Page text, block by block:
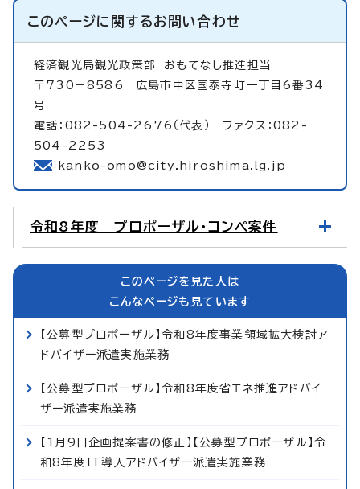
このページに関するお問い合わせ
経済観光局観光政策部 おもてなし推進担当
〒730－8586 広島市中区国泰寺町一丁目6番34
号
電話：082-504-2676（代表） ファクス：082-
504-2253
kanko-omo@city.hiroshima.lg.jp
令和8年度 プロポーザル・コンペ案件
このページを見た人は
こんなページも見ています
【公募型プロポーザル】令和8年度事業領域拡大検討ア
ドバイザー派遣実施業務
【公募型プロポーザル】令和8年度省エネ推進アドバイ
ザー派遣実施業務
【1月9日企画提案書の修正】【公募型プロポーザル】令
和8年度IT導入アドバイザー派遣実施業務